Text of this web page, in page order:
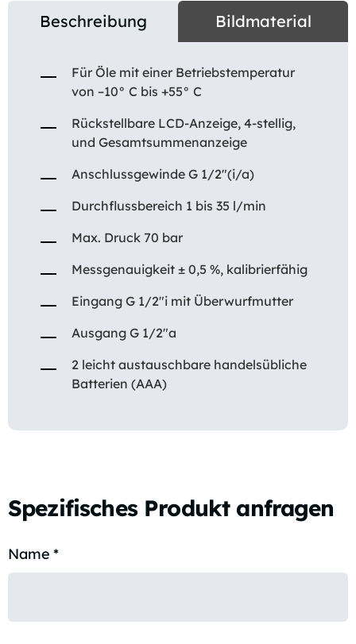
Beschreibung Bildmaterial
Für Öle mit einer Betriebstemperatur
von –10° C bis +55° C
Rückstellbare LCD-Anzeige, 4-stellig,
und Gesamtsummenanzeige
Anschlussgewinde G 1/2″(i/a)
Durchflussbereich 1 bis 35 l/min
Max. Druck 70 bar
Messgenauigkeit ± 0,5 %, kalibrierfähig
Eingang G 1/2″i mit Überwurfmutter
Ausgang G 1/2″a
2 leicht austauschbare handelsübliche
Batterien (AAA)
Spezifisches Produkt anfragen
Name *